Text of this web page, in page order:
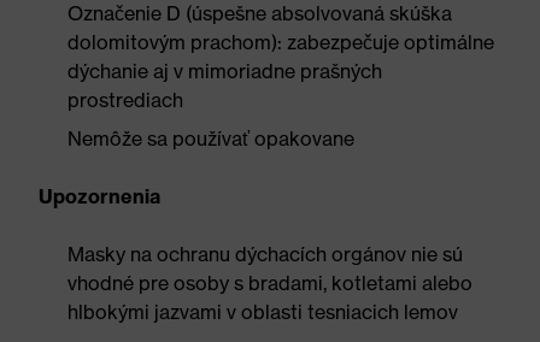
Označenie D (úspešne absolvovaná skúška
dolomitovým prachom): zabezpečuje optimálne
dýchanie aj v mimoriadne prašných
prostrediach
Nemôže sa používať opakovane
Upozornenia
Masky na ochranu dýchacích orgánov nie sú
vhodné pre osoby s bradami, kotletami alebo
hlbokými jazvami v oblasti tesniacich lemov